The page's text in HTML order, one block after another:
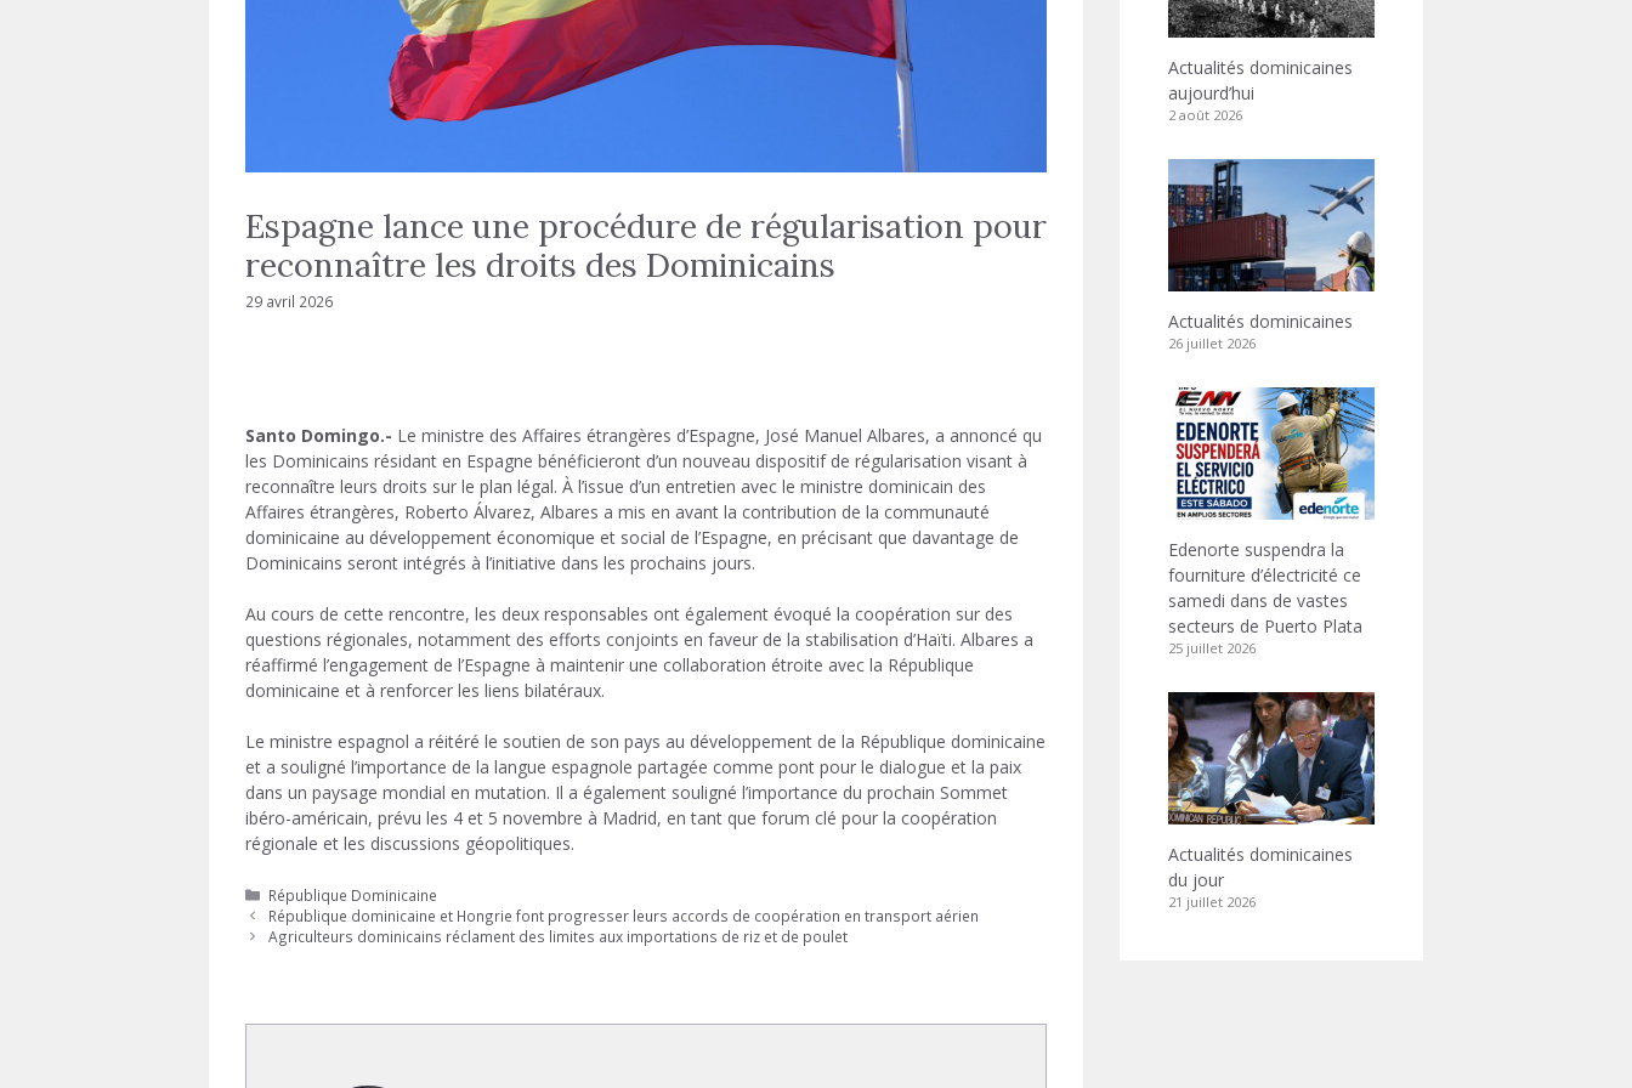
Espagne lance une procédure de régularisation pour
reconnaître les droits des Dominicains
29 avril 2026
Santo Domingo.- Le ministre des Affaires étrangères d’Espagne, José Manuel Albares, a annoncé qu
les Dominicains résidant en Espagne bénéficieront d’un nouveau dispositif de régularisation visant à
reconnaître leurs droits sur le plan légal. À l’issue d’un entretien avec le ministre dominicain des
Affaires étrangères, Roberto Álvarez, Albares a mis en avant la contribution de la communauté
dominicaine au développement économique et social de l’Espagne, en précisant que davantage de
Dominicains seront intégrés à l’initiative dans les prochains jours.
Au cours de cette rencontre, les deux responsables ont également évoqué la coopération sur des
questions régionales, notamment des efforts conjoints en faveur de la stabilisation d’Haïti. Albares a
réaffirmé l’engagement de l’Espagne à maintenir une collaboration étroite avec la République
dominicaine et à renforcer les liens bilatéraux.
Le ministre espagnol a réitéré le soutien de son pays au développement de la République dominicaine
et a souligné l’importance de la langue espagnole partagée comme pont pour le dialogue et la paix
dans un paysage mondial en mutation. Il a également souligné l’importance du prochain Sommet
ibéro-américain, prévu les 4 et 5 novembre à Madrid, en tant que forum clé pour la coopération
régionale et les discussions géopolitiques.
Catégories
République Dominicaine
République dominicaine et Hongrie font progresser leurs accords de coopération en transport aérien
Agriculteurs dominicains réclament des limites aux importations de riz et de poulet
Actualités dominicaines
aujourd’hui
2 août 2026
Actualités dominicaines
26 juillet 2026
Edenorte suspendra la
fourniture d’électricité ce
samedi dans de vastes
secteurs de Puerto Plata
25 juillet 2026
Actualités dominicaines
du jour
21 juillet 2026